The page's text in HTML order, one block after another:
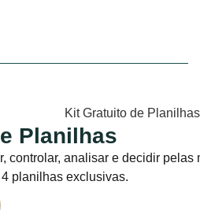
Planilhas
controlar, analisar e decidir
planilhas exclusivas.